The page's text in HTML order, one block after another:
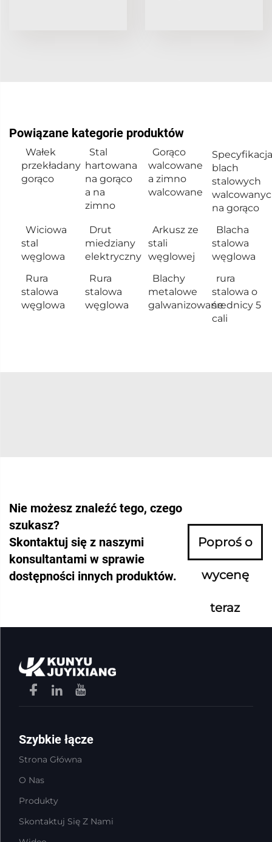
Powiązane kategorie produktów
Wałek
przekładany
gorąco
Stal
hartowana
na gorąco
a na
zimno
Gorąco
walcowane
a zimno
walcowane
Specyfikacja
blach
stalowych
na gorąco
Wiciowa
stal
węglowa
Drut
miedziany
elektryczny
Arkusz ze
stali
węglowej
Blacha
stalowa
węglowa
Rura
stalowa
węglowa
Rura
stalowa
węglowa
Blachy
metalowe
galwanizowane
rura
stalowa o
średnicy 5
cali
Nie możesz znaleźć tego, czego
szukasz?
Skontaktuj się z naszymi
konsultantami w sprawie
dostępności innych produktów.
Poproś o
wycenę
teraz
Szybkie łącze
Strona Główna
O Nas
Produkty
Skontaktuj Się Z Nami